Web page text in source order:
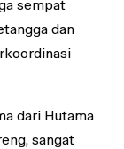
sempat
dan
dari Hutama
sangat